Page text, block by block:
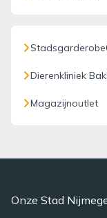
Dierenkliniek
Magazijnoutlet
Onze Stad